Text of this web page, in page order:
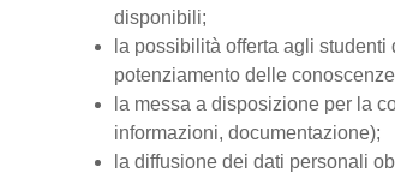
disponibili;
la possibilità offerta agli
potenziamento delle
la messa a disposizione per la
informazioni, documentazione);
la diffusione dei dati personali